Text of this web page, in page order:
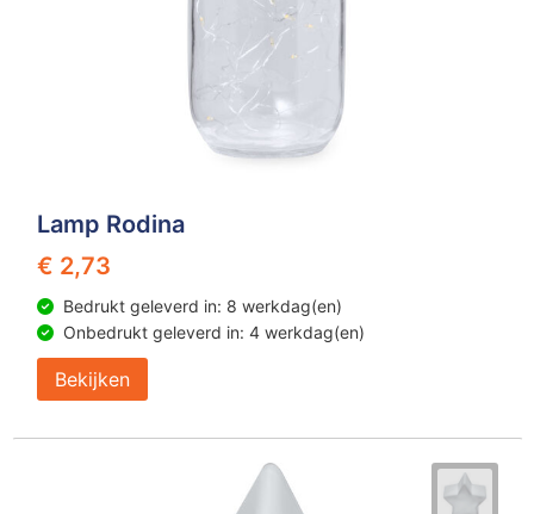
Lamp Rodina
€ 2,73
Bedrukt geleverd in: 8 werkdag(en)
Onbedrukt geleverd in: 4 werkdag(en)
Bekijken